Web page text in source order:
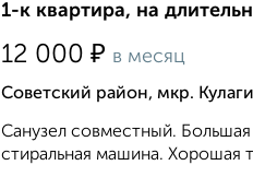
1-к квартира, на
12 000 ₽ в месяц
Советский район, мкр.
Санузел совместный.
стиральная машина. Хорошая